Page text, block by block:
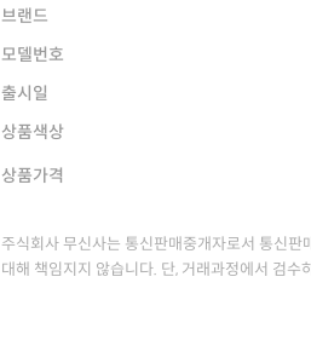
브랜드
모델번호
출시일
상품색상
상품가격
주식회사 무신사는 통신판매중개자로서 통신판
대해 책임지지 않습니다. 단, 거래과정에서 검